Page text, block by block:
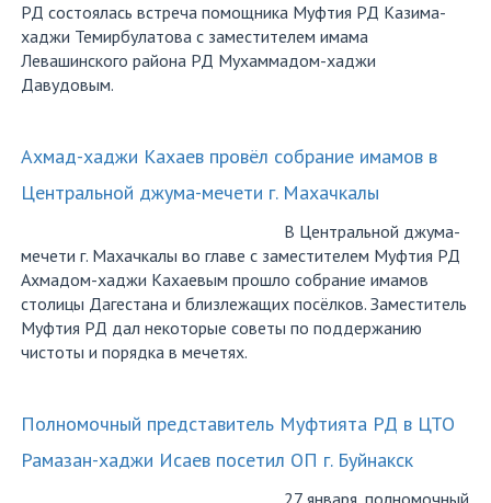
РД состоялась встреча помощника Муфтия РД Казима-
хаджи Темирбулатова с заместителем имама
Левашинского района РД Мухаммадом-хаджи
Давудовым.
Ахмад-хаджи Кахаев провёл собрание имамов в
Центральной джума-мечети г. Махачкалы
В Центральной джума-
мечети г. Махачкалы во главе с заместителем Муфтия РД
Ахмадом-хаджи Кахаевым прошло собрание имамов
столицы Дагестана и близлежащих посёлков. Заместитель
Муфтия РД дал некоторые советы по поддержанию
чистоты и порядка в мечетях.
Полномочный представитель Муфтията РД в ЦТО
Рамазан-хаджи Исаев посетил ОП г. Буйнакск
27 января, полномочный